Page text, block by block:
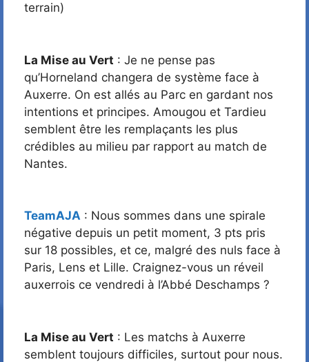
terrain)
La Mise au Vert : Je ne pense pas
qu’Horneland changera de système face à
Auxerre. On est allés au Parc en gardant nos
intentions et principes. Amougou et Tardieu
semblent être les remplaçants les plus
crédibles au milieu par rapport au match de
Nantes.
TeamAJA : Nous sommes dans une spirale
négative depuis un petit moment, 3 pts pris
sur 18 possibles, et ce, malgré des nuls face à
Paris, Lens et Lille. Craignez-vous un réveil
auxerrois ce vendredi à l’Abbé Deschamps ?
La Mise au Vert : Les matchs à Auxerre
semblent toujours difficiles, surtout pour nous.